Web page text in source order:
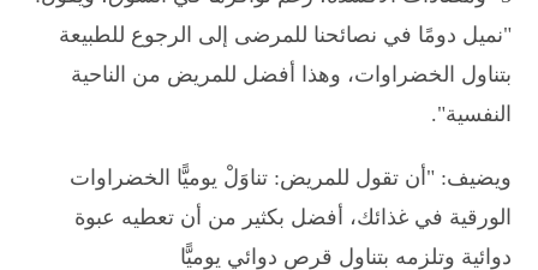
"نميل دومًا في نصائحنا للمرضى إلى الرجوع للطبيعة
بتناول الخضراوات، وهذا أفضل للمريض من الناحية
النفسية".
ويضيف: "أن تقول للمريض: تناوَلْ يوميًّا الخضراوات
الورقية في غذائك، أفضل بكثير من أن تعطيه عبوة
دوائية وتلزمه بتناول قرص دوائي يوميًّا